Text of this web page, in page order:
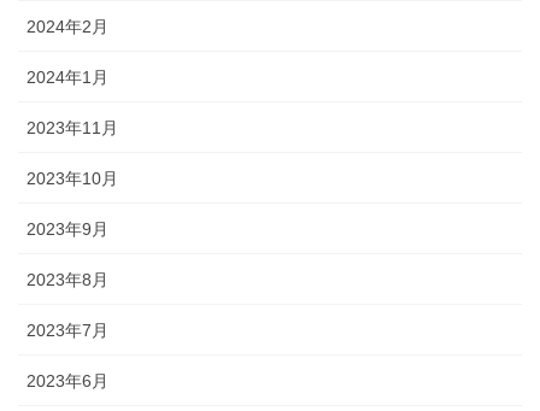
2024年2月
2024年1月
2023年11月
2023年10月
2023年9月
2023年8月
2023年7月
2023年6月